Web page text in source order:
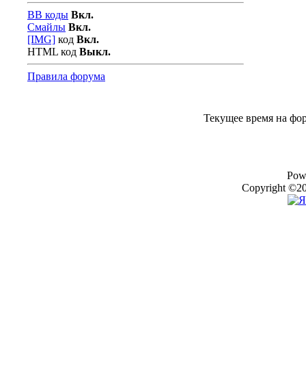
BB коды Вкл.
Смайлы Вкл.
[IMG] код Вкл.
HTML код Выкл.
Правила форума
Текущее время на
Copyright